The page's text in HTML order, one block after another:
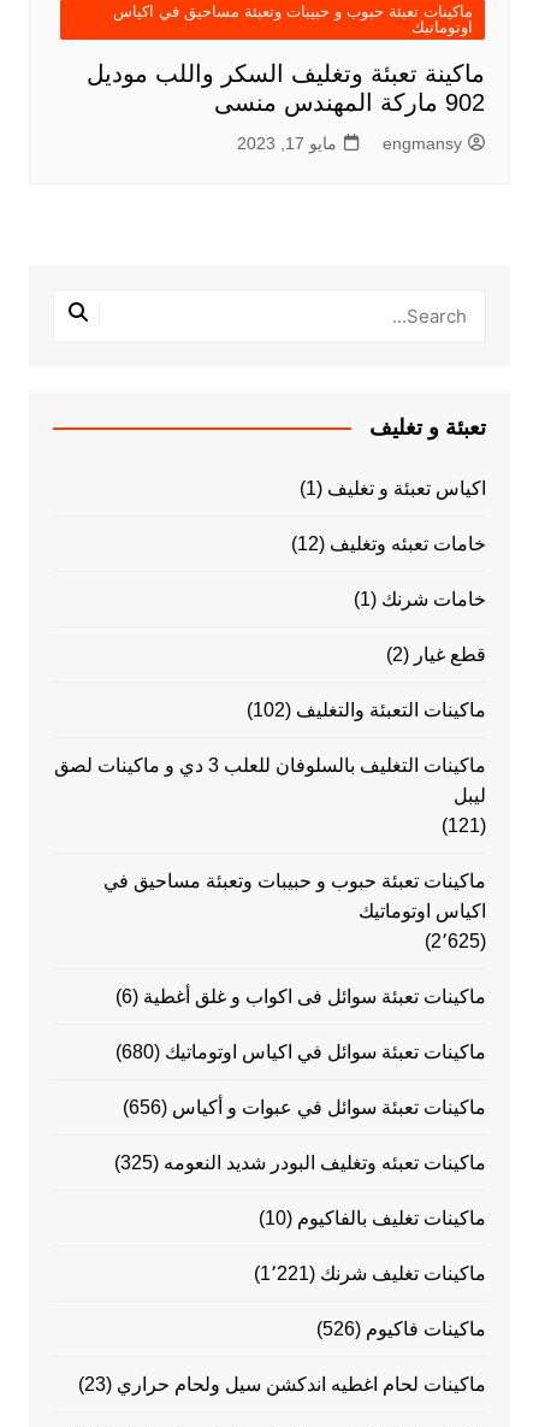
ماكينات تعبئة حبوب و حبيبات وتعبئة مساحيق في اكياس
اوتوماتيك
ماكينة تعبئة وتغليف السكر واللب موديل
902 ماركة المهندس منسى
engmansy مايو 17, 2023
تعبئة و تغليف
اكياس تعبئة و تغليف (1)
خامات تعبئه وتغليف (12)
خامات شرنك (1)
قطع غيار (2)
ماكينات التعبئة والتغليف (102)
ماكينات التغليف بالسلوفان للعلب 3 دي و ماكينات لصق
ليبل
(121)
ماكينات تعبئة حبوب و حبيبات وتعبئة مساحيق في
اكياس اوتوماتيك
(2٬625)
ماكينات تعبئة سوائل فى اكواب و غلق أغطية (6)
ماكينات تعبئة سوائل في اكياس اوتوماتيك (680)
ماكينات تعبئة سوائل في عبوات و أكياس (656)
ماكينات تعبئه وتغليف البودر شديد النعومه (325)
ماكينات تغليف بالفاكيوم (10)
ماكينات تغليف شرنك (1٬221)
ماكينات فاكيوم (526)
ماكينات لحام اغطيه اندكشن سيل ولحام حراري (23)